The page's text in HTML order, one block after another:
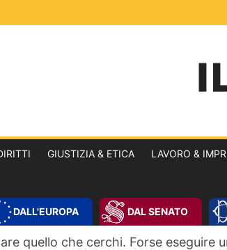
GIUSTIZIA & ETICA LAVORO &
DALL'EUROPA DAL SENATO
quello che cerchi. Forse eseguire